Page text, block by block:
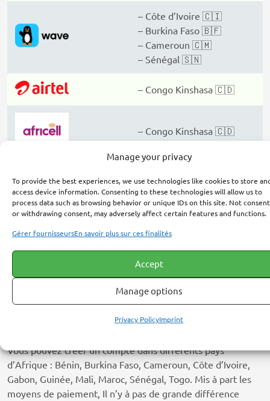
Manage your privacy
To provide the best experiences, we use technologies like cookies to store
access device information. Consenting to these technologies will allow us to
process data such as browsing behavior or unique IDs on this site. Not
or withdrawing consent, may adversely affect certain features and functions.
Gérer fournisseursEn savoir plus sur ces finalités
Accept
Manage options
Privacy PolicyImprint
– Côte d’Ivoire 🇨🇮
– Burkina Faso 🇧🇫
– Cameroun 🇨🇲
– Sénégal 🇸🇳
– Congo Kinshasa 🇨🇩
– Congo Kinshasa 🇨🇩
– Congo Kinshasa 🇨🇩
Inscription Afropari
🌍 Créer un compte en Afrique
Vous pouvez créer un compte dans différents pays
d’Afrique : Bénin, Burkina Faso, Cameroun, Côte d’Ivoire,
Gabon, Guinée, Mali, Maroc, Sénégal, Togo. Mis à part les
moyens de paiement, Il n’y à pas de grande différence